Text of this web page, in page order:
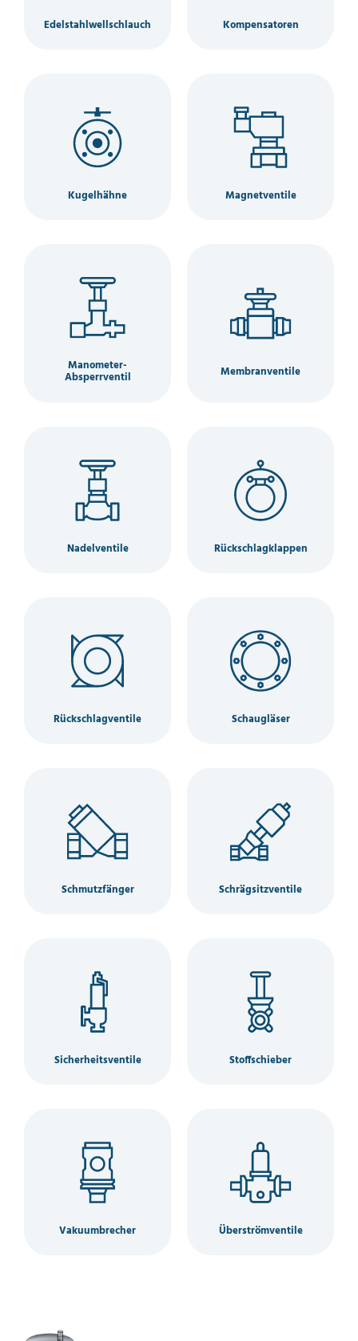
Edelstahlwellschlauch Kompensatoren
Kugelhähne Magnetventile
Manometer-
Absperrventil Membranventile
Nadelventile Rückschlagklappen
Rückschlagventile Schaugläser
Schmutzfänger Schrägsitzventile
Sicherheitsventile Stoffschieber
Vakuumbrecher Überströmventile